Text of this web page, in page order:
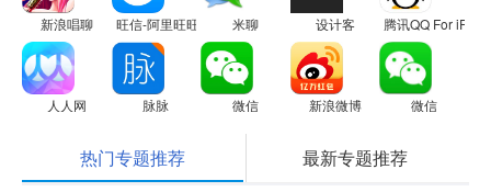
新浪唱聊 旺信-阿里旺旺手机版米聊 设计客 腾讯QQ For
人人网 脉脉 微信 新浪微博 微信
热门专题推荐 最新专题推荐